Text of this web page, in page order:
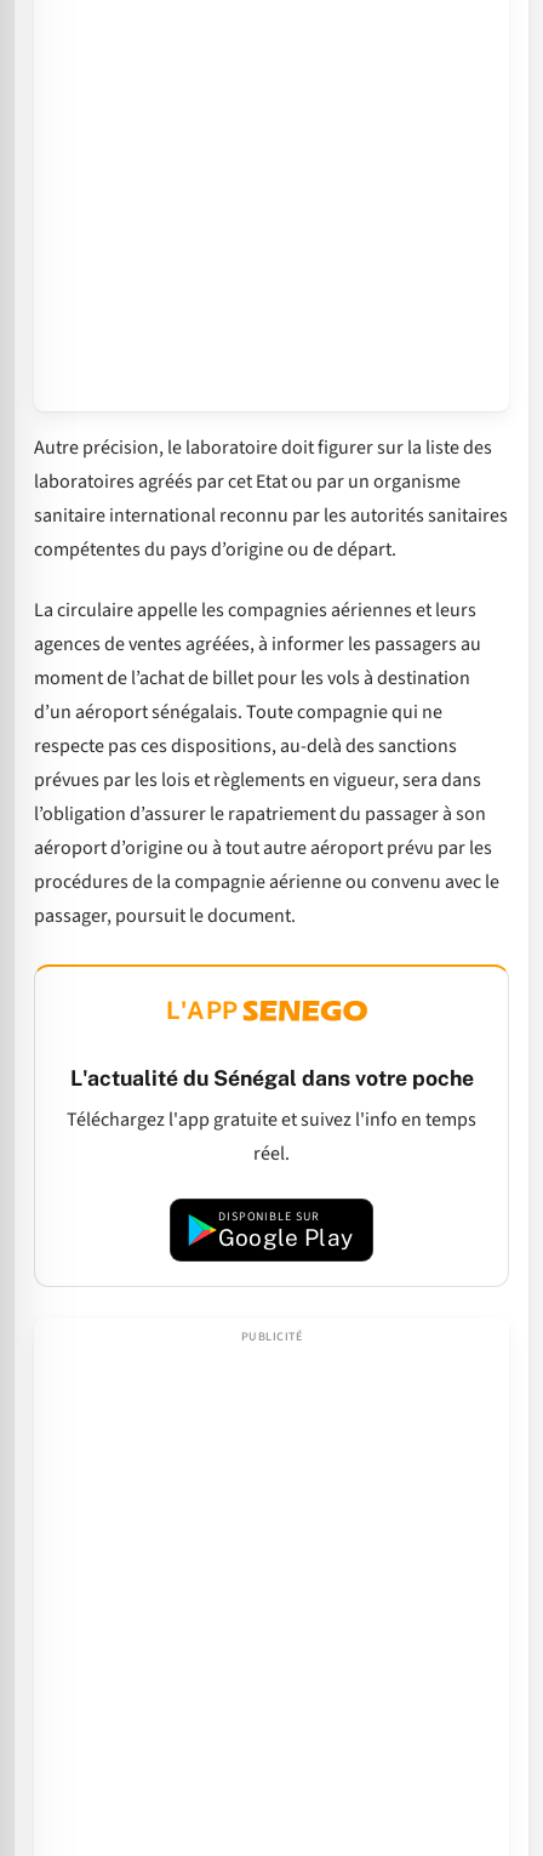
Autre précision, le laboratoire doit figurer sur la liste des
laboratoires agréés par cet Etat ou par un organisme
sanitaire international reconnu par les autorités sanitaires
compétentes du pays d’origine ou de départ.
La circulaire appelle les compagnies aériennes et leurs
agences de ventes agréées, à informer les passagers au
moment de l’achat de billet pour les vols à destination
d’un aéroport sénégalais. Toute compagnie qui ne
respecte pas ces dispositions, au-delà des sanctions
prévues par les lois et règlements en vigueur, sera dans
l’obligation d’assurer le rapatriement du passager à son
aéroport d’origine ou à tout autre aéroport prévu par les
procédures de la compagnie aérienne ou convenu avec le
passager, poursuit le document.
L'APP
L'actualité du Sénégal dans votre poche
Téléchargez l'app gratuite et suivez l'info en temps
réel.
DISPONIBLE SUR
Google Play